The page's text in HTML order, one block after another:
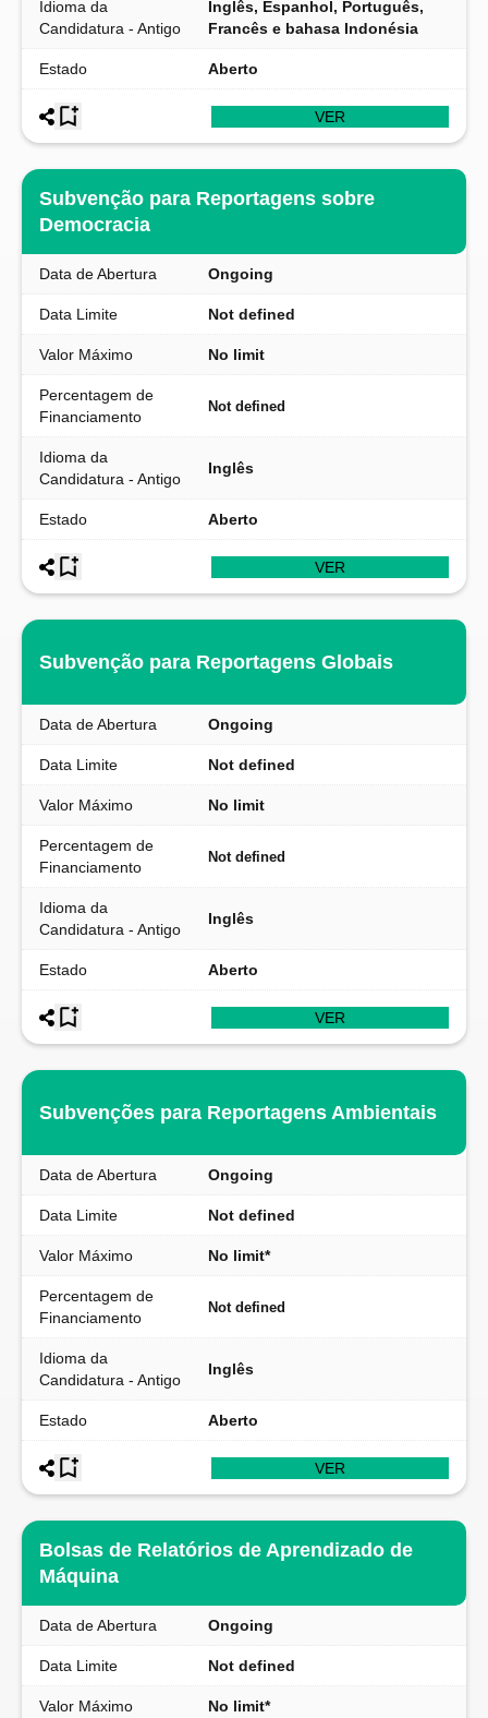
Idioma da
Candidatura - Antigo
Inglês, Espanhol, Português,
Francês e bahasa Indonésia
Estado Aberto
VER
Subvenção para Reportagens sobre
Democracia
Data de Abertura Ongoing
Data Limite Not defined
Valor Máximo No limit
Percentagem de
Financiamento
Not defined
Idioma da
Candidatura - Antigo
Inglês
Estado Aberto
VER
Subvenção para Reportagens Globais
Data de Abertura Ongoing
Data Limite Not defined
Valor Máximo No limit
Percentagem de
Financiamento
Not defined
Idioma da
Candidatura - Antigo
Inglês
Estado Aberto
VER
Subvenções para Reportagens Ambientais
Data de Abertura Ongoing
Data Limite Not defined
Valor Máximo No limit*
Percentagem de
Financiamento
Not defined
Idioma da
Candidatura - Antigo
Inglês
Estado Aberto
VER
Bolsas de Relatórios de Aprendizado de
Máquina
Data de Abertura Ongoing
Data Limite Not defined
Valor Máximo No limit*